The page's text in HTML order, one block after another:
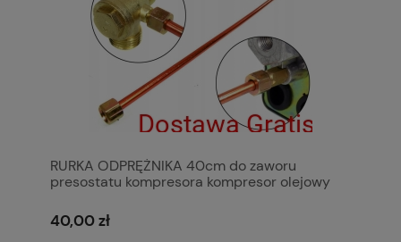
RURKA ODPRĘŻNIKA 40cm do zaworu
presostatu kompresora kompresor olejowy
40,00 zł